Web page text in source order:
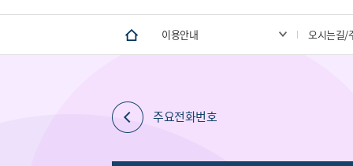
이용안내 오시는길/
주요전화번호